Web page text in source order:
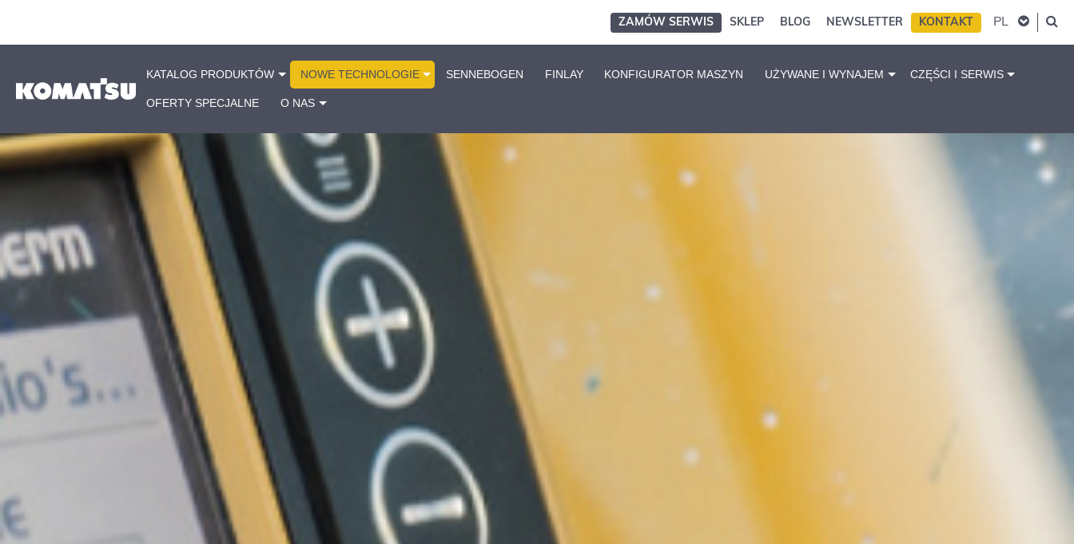
ZAMÓW SERWIS SKLEP BLOG NEWSLETTER KONTAKT PL
KATALOG PRODUKTÓW NOWE TECHNOLOGIE SENNEBOGEN FINLAY KONFIGURATOR MASZYN UŻYWANE I WYNAJEM CZĘŚCI I SERWIS
OFERTY SPECJALNE O NAS